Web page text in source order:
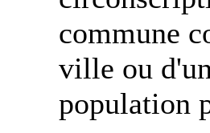
commune
ville ou
population